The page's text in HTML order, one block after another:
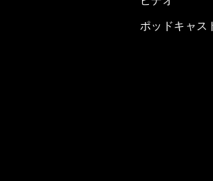
ポッドキャス